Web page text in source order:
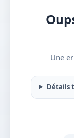
Une
Détails